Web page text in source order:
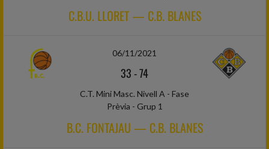
C.B.U. LLORET — C.B. BLANES
06/11/2021
33-74
C.T. Mini Masc. Nivell A - Fase
Prèvia - Grup 1
B.C. FONTAJAU — C.B. BLANES